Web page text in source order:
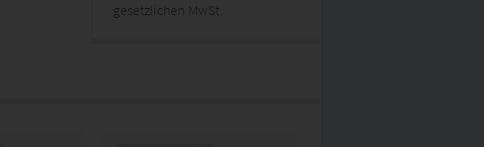
gesetzlichen MwSt.